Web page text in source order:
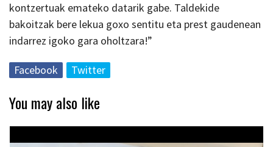
kontzertuak emateko datarik gabe. Taldekide
bakoitzak bere lekua goxo sentitu eta prest gaudenean
indarrez igoko gara oholtzara!”
Facebook Twitter
You may also like